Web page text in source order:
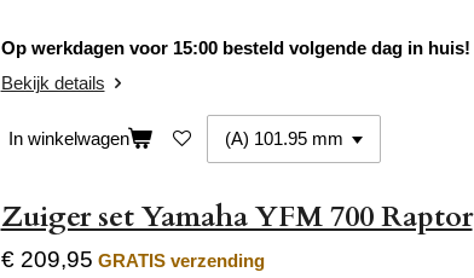
Op werkdagen voor 15:00 besteld volgende dag in huis!
Bekijk details
In winkelwagen
Zuiger set Yamaha YFM 700 Raptor
€ 209,95 GRATIS verzending